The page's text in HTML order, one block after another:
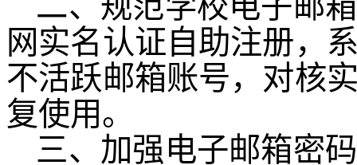
网实名认证自助注册，
不活跃邮箱账号，对核
复使用。
三、加强电子邮箱密